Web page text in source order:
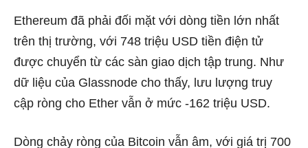
Ethereum đã phải đối mặt với dòng tiền lớn nhất
trên thị trường, với 748 triệu USD tiền điện tử
được chuyển từ các sàn giao dịch tập trung. Như
dữ liệu của Glassnode cho thấy, lưu lượng truy
cập ròng cho Ether vẫn ở mức -162 triệu USD.
Dòng chảy ròng của Bitcoin vẫn âm, với giá trị 700